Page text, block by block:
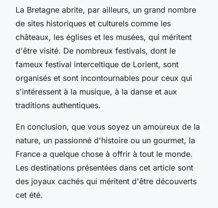
La Bretagne abrite, par ailleurs, un grand nombre
de sites historiques et culturels comme les
châteaux, les églises et les musées, qui méritent
d'être visité. De nombreux festivals, dont le
fameux festival interceltique de Lorient, sont
organisés et sont incontournables pour ceux qui
s'intéressent à la musique, à la danse et aux
traditions authentiques.
En conclusion, que vous soyez un amoureux de la
nature, un passionné d'histoire ou un gourmet, la
France a quelque chose à offrir à tout le monde.
Les destinations présentées dans cet article sont
des joyaux cachés qui méritent d'être découverts
cet été.